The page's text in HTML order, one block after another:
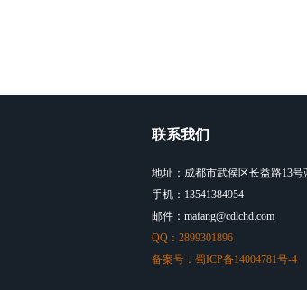
联系我们
地址：成都市武侯区长益路13号
手机：13541384954
邮件：mafang@cdlchd.com
QQ：2899301896
备案号：蜀ICP备14004781号-4